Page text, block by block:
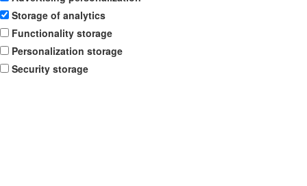
Storage of analytics
Functionality storage
Personalization storage
Security storage